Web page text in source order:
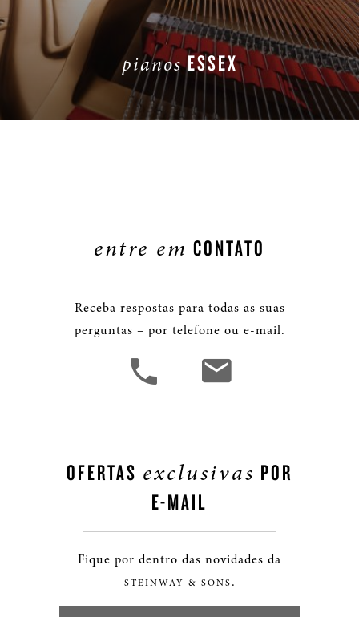
pianosESSEX
SAIBA MAIS
entre em CONTATO
Receba respostas para todas as suas
perguntas – por telefone ou e-mail.
OFERTAS exclusivas POR
E-MAIL
Fique por dentro das novidades da
STEINWAY & SONS.